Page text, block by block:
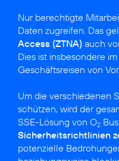
Nur berechtigte
Daten zugreifen. Das
Access (ZTNA) auch
Dies ist insbesondere
Geschäftsreisen von
Um die verschiedenen
schützen, wird der
SSE-Lösung von O2
Sicherheitsrichtlinien
potenzielle